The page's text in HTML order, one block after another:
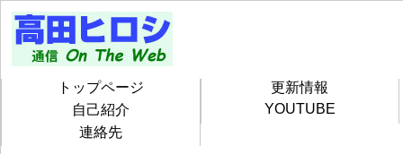
トップページ
更新情報
自己紹介
YOUTUBE
連絡先